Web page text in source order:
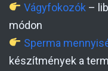
Vágyfokozók –
módon
Sperma
készítmények a